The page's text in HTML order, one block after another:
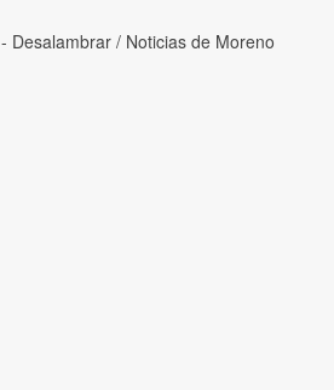
- Desalambrar / Noticias de Moreno